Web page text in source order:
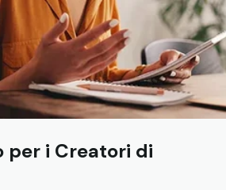
per i Creatori di